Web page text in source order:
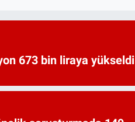
673 bin liraya yükseldi